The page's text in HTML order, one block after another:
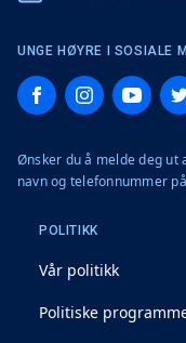
UNGE HØYRE I SOSIALE
FacebookInstagramYouTube
Ønsker du å melde deg ut
navn og telefonnummer
POLITIKK
Vår politikk
Politiske